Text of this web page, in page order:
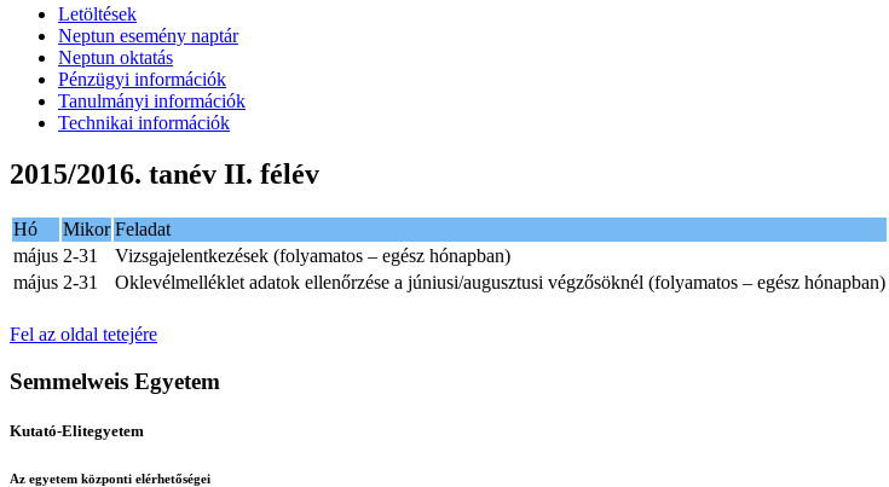
Letöltések
Neptun esemény naptár
Neptun oktatás
Pénzügyi információk
Tanulmányi információk
Technikai információk
2015/2016. tanév II. félév
Hó Mikor Feladat
május 2-31 Vizsgajelentkezések (folyamatos – egész hónapban)
május 2-31 Oklevélmelléklet adatok ellenőrzése a júniusi/augusztusi végzősöknél (folyamatos – egész hónapban)
Fel az oldal tetejére
Semmelweis Egyetem
Kutató-Elitegyetem
Az egyetem központi elérhetőségei